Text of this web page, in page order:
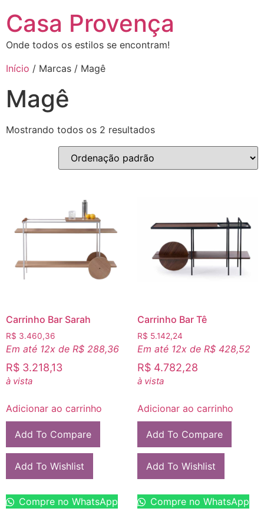
Casa Provença
Onde todos os estilos se encontram!
Início / Marcas / Magê
Magê
Mostrando todos os 2 resultados
Carrinho Bar Sarah
R$ 3.460,36
Em até 12x de R$ 288,36
R$ 3.218,13
à vista
Adicionar ao carrinho
Add To Compare
Add To Wishlist
Compre no WhatsApp
Carrinho Bar Tê
R$ 5.142,24
Em até 12x de R$428,52
R$4.782,28
à vista
Adicionar ao carrinho
Add To Compare
Add To Wishlist
Compre no WhatsApp